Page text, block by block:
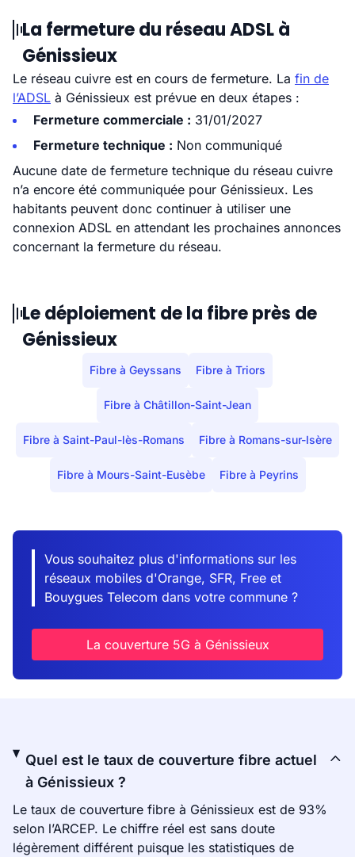
La fermeture du réseau ADSL à
Génissieux
Le réseau cuivre est en cours de fermeture. La fin de
l’ADSL à Génissieux est prévue en deux étapes :
Fermeture commerciale : 31/01/2027
Fermeture technique : Non communiqué
Aucune date de fermeture technique du réseau cuivre
n’a encore été communiquée pour Génissieux. Les
habitants peuvent donc continuer à utiliser une
connexion ADSL en attendant les prochaines annonces
concernant la fermeture du réseau.
Le déploiement de la fibre près de
Génissieux
Fibre à Geyssans Fibre à Triors
Fibre à Châtillon-Saint-Jean
Fibre à Saint-Paul-lès-Romans Fibre à Romans-sur-Isère
Fibre à Mours-Saint-Eusèbe Fibre à Peyrins
Vous souhaitez plus d'informations sur les
réseaux mobiles d'Orange, SFR, Free et
Bouygues Telecom dans votre commune ?
La couverture 5G à Génissieux
Quel est le taux de couverture fibre actuel
à Génissieux ?
Le taux de couverture fibre à Génissieux est de 93%
selon l’ARCEP. Le chiffre réel est sans doute
légèrement différent puisque les statistiques de